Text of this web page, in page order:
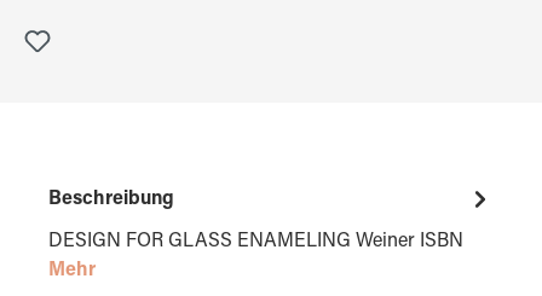
Beschreibung
DESIGN FOR GLASS ENAMELING Weiner ISBN
Mehr